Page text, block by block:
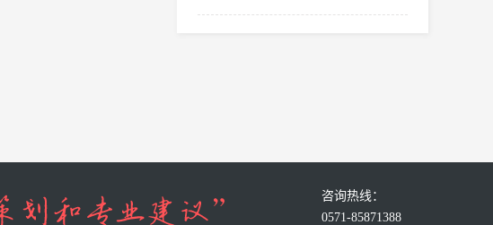
咨询热线：
0571-85871388